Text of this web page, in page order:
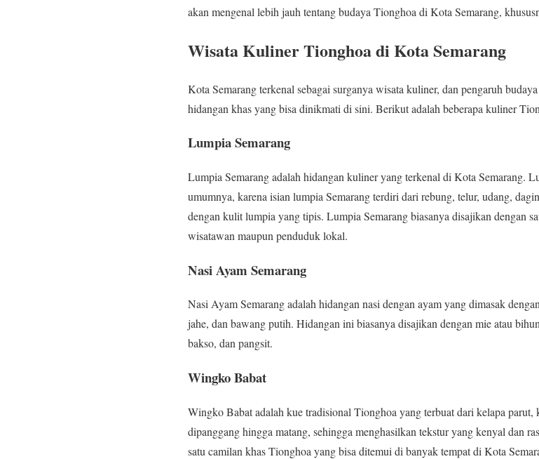
akan mengenal lebih jauh tentang budaya Tionghoa di Kota Semarang,
Wisata Kuliner Tionghoa di Kota Semarang
Kota Semarang terkenal sebagai surganya wisata kuliner, dan pengaruh
hidangan khas yang bisa dinikmati di sini. Berikut adalah beberapa kuliner
Lumpia Semarang
Lumpia Semarang adalah hidangan kuliner yang terkenal di Kota Semarang.
umumnya, karena isian lumpia Semarang terdiri dari rebung, telur, udang,
dengan kulit lumpia yang tipis. Lumpia Semarang biasanya disajikan dengan
wisatawan maupun penduduk lokal.
Nasi Ayam Semarang
Nasi Ayam Semarang adalah hidangan nasi dengan ayam yang dimasak
jahe, dan bawang putih. Hidangan ini biasanya disajikan dengan mie atau
bakso, dan pangsit.
Wingko Babat
Wingko Babat adalah kue tradisional Tionghoa yang terbuat dari kelapa parut,
dipanggang hingga matang, sehingga menghasilkan tekstur yang kenyal dan
satu camilan khas Tionghoa yang bisa ditemui di banyak tempat di Kota